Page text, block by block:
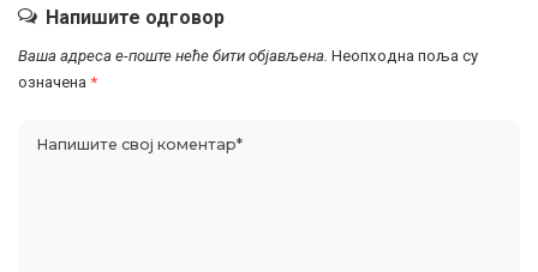
Напишите одговор
Ваша адреса е-поште неће бити објављена. Неопходна поља су
означена *